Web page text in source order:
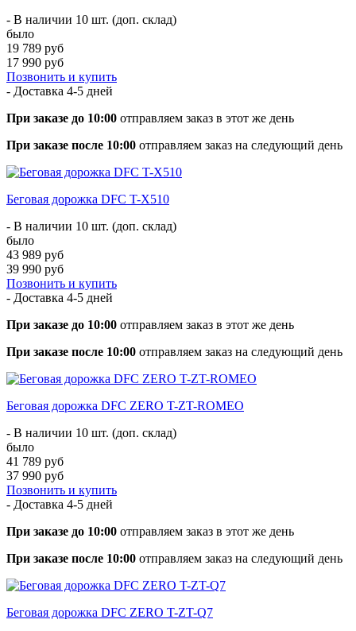
- В наличии 10 шт. (доп. склад)
было
19 789 руб
17 990 руб
Позвонить и купить
- Доставка 4-5 дней
При заказе до 10:00 отправляем заказ в этот же день
При заказе после 10:00 отправляем заказ на следующий день
Беговая дорожка DFC T-X510
- В наличии 10 шт. (доп. склад)
было
43 989 руб
39 990 руб
Позвонить и купить
- Доставка 4-5 дней
При заказе до 10:00 отправляем заказ в этот же день
При заказе после 10:00 отправляем заказ на следующий день
Беговая дорожка DFC ZERO T-ZT-ROMEO
- В наличии 10 шт. (доп. склад)
было
41 789 руб
37 990 руб
Позвонить и купить
- Доставка 4-5 дней
При заказе до 10:00 отправляем заказ в этот же день
При заказе после 10:00 отправляем заказ на следующий день
Беговая дорожка DFC ZERO T-ZT-Q7